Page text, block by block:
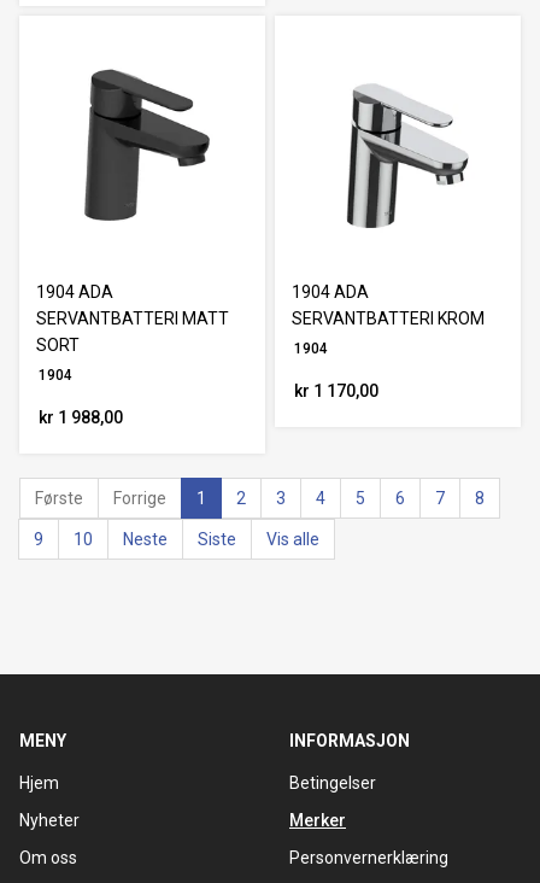
1904 ADA
SERVANTBATTERI MATT
SORT
1904
kr 1 988,00
1904 ADA
SERVANTBATTERI KROM
1904
kr 1 170,00
Første Forrige 1 2 3 4 5 6 7 8
9 10 Neste Siste Vis alle
MENY
Hjem
Nyheter
Om oss
INFORMASJON
Betingelser
Merker
Personvernerklæring